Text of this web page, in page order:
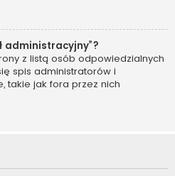
administracyjny”?
z listą osób odpowiedzialnych
spis administratorów i
takie jak fora przez nich